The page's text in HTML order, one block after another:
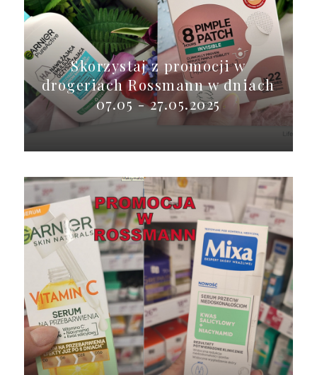
Skorzystaj z promocji w
drogeriach Rossmann w dniach
07.05 - 27.05.2025